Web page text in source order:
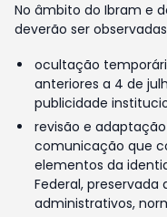
No âmbito do Ibram e
deverão ser
ocultação
anteriores a 4 de
publicidade
revisão e
comunicação que
elementos da
Federal,
administrativos,